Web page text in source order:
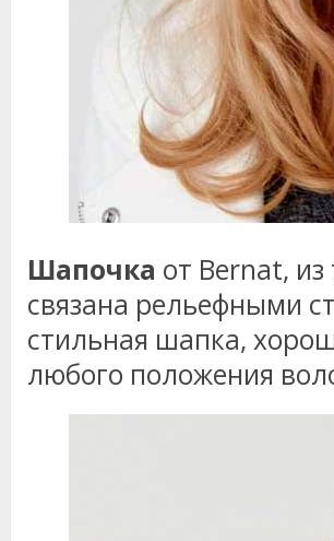
Шапочка от Bernat,
связана рельефными
стильная шапка,
любого положения